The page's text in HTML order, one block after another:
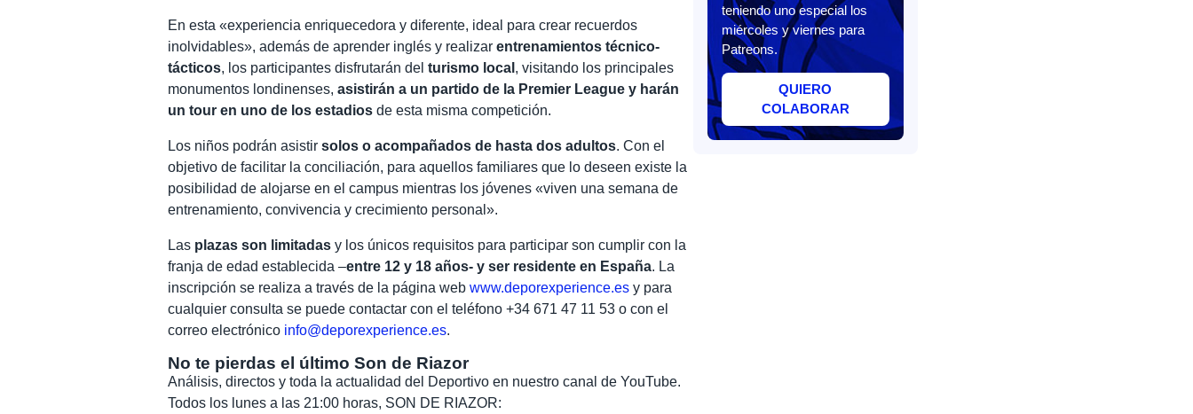
En esta «experiencia enriquecedora y diferente, ideal para crear recuerdos
inolvidables», además de aprender inglés y realizarentrenamientos técnico-
tácticos, los participantes disfrutarán delturismo local , visitando los principales
monumentos londinenses,asistirán a un partido de la Premier League y harán
un tour en uno de los estadios de esta misma competición.
Los niños podrán asistirsolos o acompañados de hasta dos adultos. Con el
objetivo de facilitar la conciliación, para aquellos familiares que lo deseen existe la
posibilidad de alojarse en el campus mientras los jóvenes «viven una semana de
entrenamiento, convivencia y crecimiento personal».
Las plazas son limitadas y los únicos requisitos para participar son cumplir con la
franja de edad establecida –entre 12 y 18 años- y ser residente en España. La
inscripción se realiza a través de la página webwww.deporexperience.es y para
cualquier consulta se puede contactar con el teléfono +34 671 47 11 53 o con el
correo electrónico info@deporexperience.es.
No te pierdas el último Son de Riazor
Análisis, directos y toda la actualidad del Deportivo en nuestro canal de YouTube.
Todos los lunes a las 21:00 horas, SON DE RIAZOR:
teniendo uno especial los
miércoles y viernes para
Patreons.
QUIERO
COLABORAR